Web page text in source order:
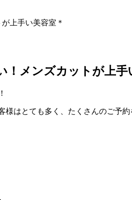
上手い美容室＊
メンズカットが上手
様はとても多く、たくさんのご予